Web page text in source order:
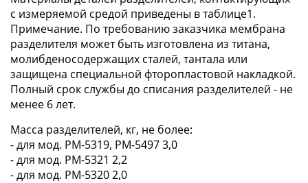
с измеряемой средой приведены в таблице1.
Примечание. По требованию заказчика мембрана
разделителя может быть изготовлена из титана,
молибденосодержащих сталей, тантала или
защищена специальной фторопластовой накладкой.
Полный срок службы до списания разделителей - не
менее 6 лет.
Масса разделителей, кг, не более:
- для мод. РМ-5319, РМ-5497 3,0
- для мод. РМ-5321 2,2
- для мод. РМ-5320 2,0